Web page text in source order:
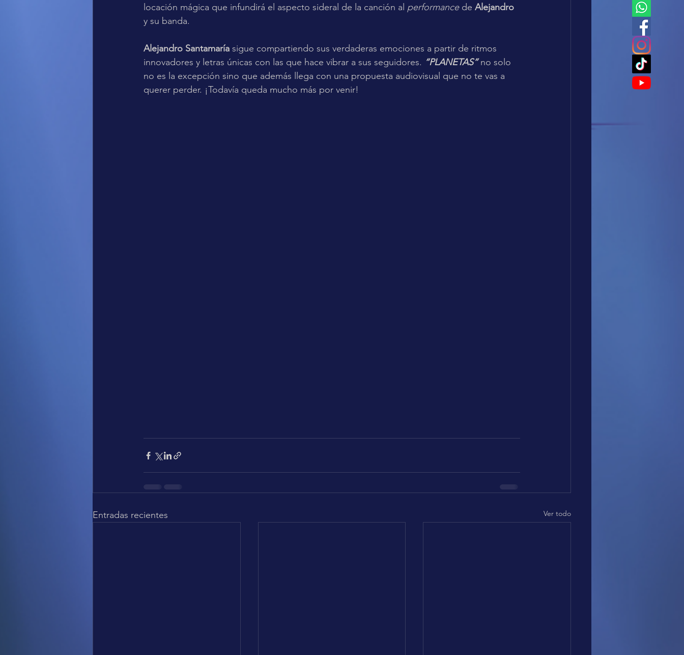
locación mágica que infundirá el aspecto sideral de la canción al performance de Alejandro
y su banda.
Alejandro Santamaría sigue compartiendo sus verdaderas emociones a partir de ritmos
innovadores y letras únicas con las que hace vibrar a sus seguidores. “PLANETAS” no solo
no es la excepción sino que además llega con una propuesta audiovisual que no te vas a
querer perder. ¡Todavía queda mucho más por venir!
Entradas recientes Ver todo